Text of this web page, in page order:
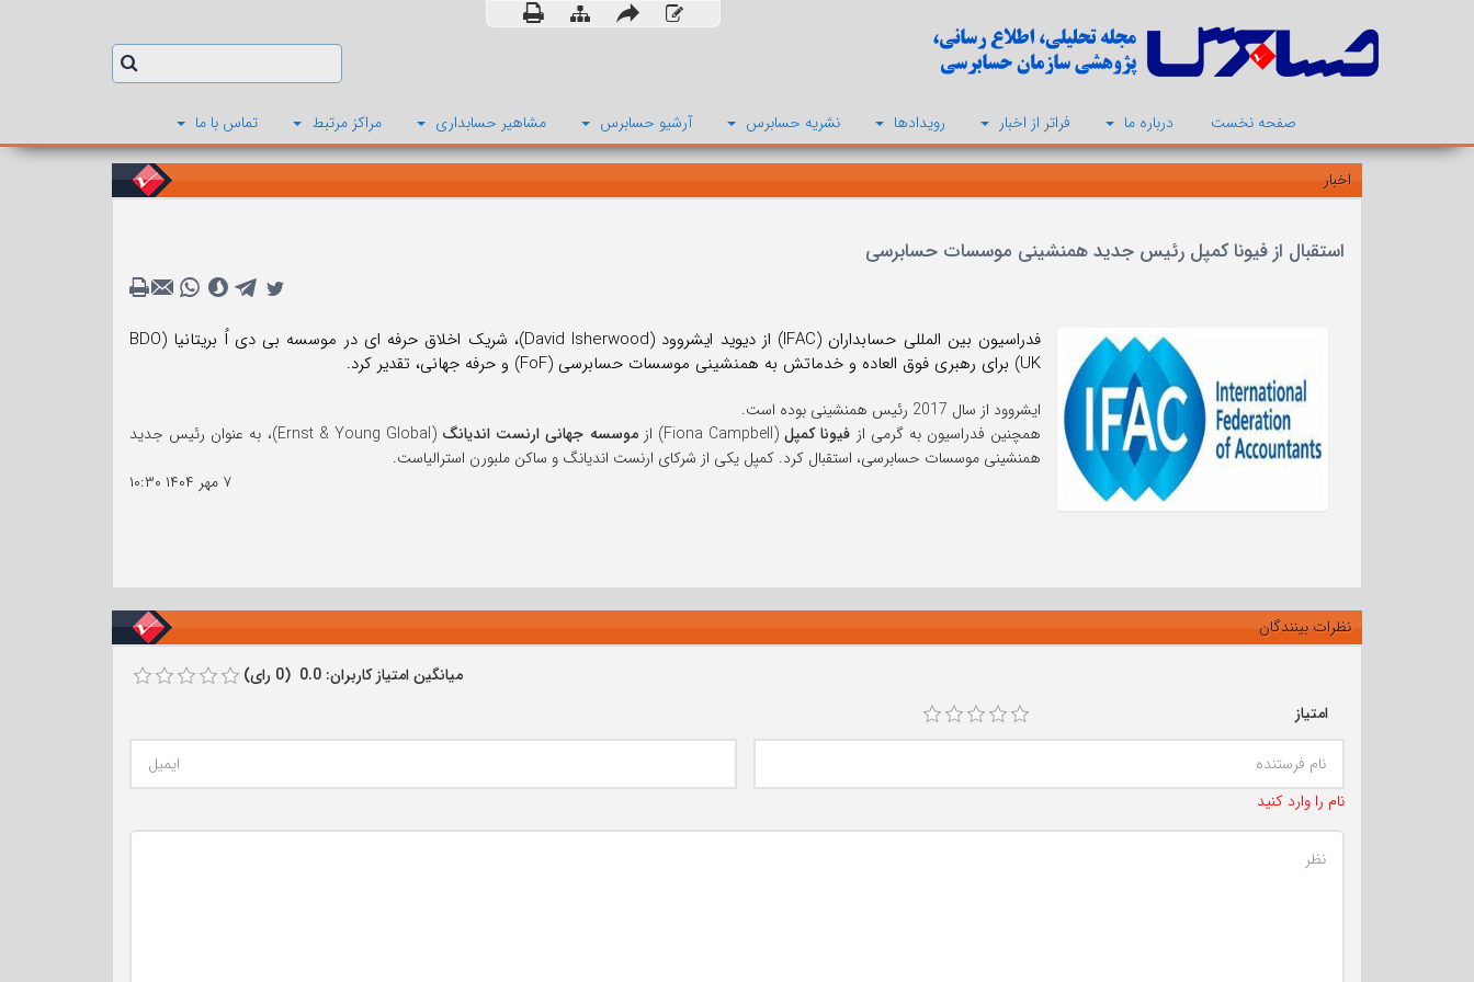
صفحه نخست درباره ما فراتر از اخبار رویدادها نشریه حسابرس آرشیو حسابرس مشاهیر حسابداری مراکز مرتبط تماس با ما
اخبار
استقبال از فیونا کمپل رئیس جدید همنشینی موسسات حسابرسی
فدراسیون بین المللی حسابداران (IFAC) از دیوید ایشروود (David Isherwood)، شریک اخلاق حرفه ای در موسسه بی دی اُ بریتانیا (BDO
UK) برای رهبری فوق العاده و خدماتش به همنشینی موسسات حسابرسی (FoF) و حرفه جهانی، تقدیر کرد.
ایشروود از سال 2017 رئیس همنشینی بوده است.
همچنین فدراسیون به گرمی از فیونا کمپل(Fiona Campbell) از موسسه جهانی ارنست اندیانگ
(Ernst & Young Global)، به عنوان رئیس جدید
همنشینی موسسات حسابرسی، استقبال کرد. کمپل یکی از شرکای ارنست اندیانگ و ساکن ملبورن استرالیاست.
۷ مهر ۱۴۰۴
۱۰:۳۰
نظرات بینندگان
میانگین امتیاز کاربران: 0.0 (0 رای)
امتیاز
نام را وارد کنید